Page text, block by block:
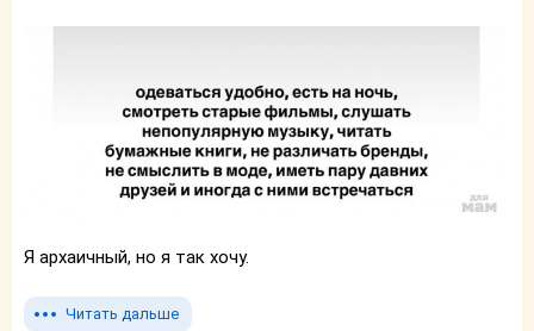
Я архаичный, но я так хочу.
Читать дальше